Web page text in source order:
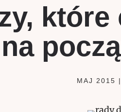
które
na
MAJ 2015 |